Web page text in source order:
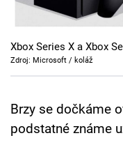
Pořady
TV Program
Xbox Series X a Xbox
Zdroj: Microsoft / koláž
Brzy se dočkáme
podstatné známe